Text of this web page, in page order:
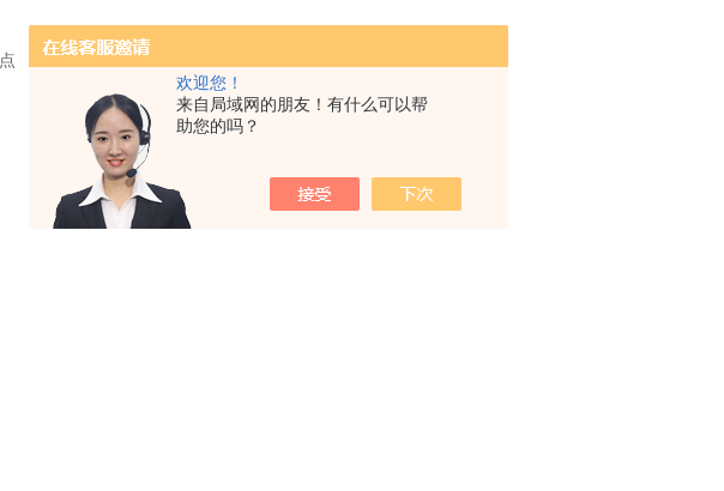
欢迎您！
来自局域网的朋友！有什么可以帮
助您的吗？